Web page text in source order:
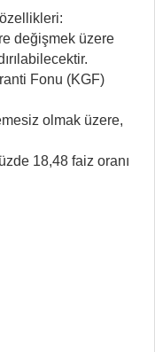
değişmek üzere
Fonu (KGF)
olmak üzere,
18,48 faiz oranı